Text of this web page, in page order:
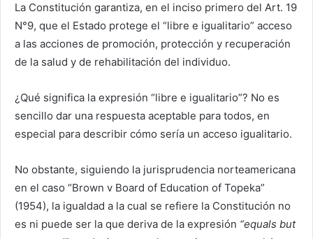
La Constitución garantiza, en el inciso primero del Art. 19
N°9, que el Estado protege el “libre e igualitario” acceso
a las acciones de promoción, protección y recuperación
de la salud y de rehabilitación del individuo.
¿Qué significa la expresión “libre e igualitario”? No es
sencillo dar una respuesta aceptable para todos, en
especial para describir cómo sería un acceso igualitario.
No obstante, siguiendo la jurisprudencia norteamericana
en el caso “Brown v Board of Education of Topeka”
(1954), la igualdad a la cual se refiere la Constitución no
es ni puede ser la que deriva de la expresión “equals but